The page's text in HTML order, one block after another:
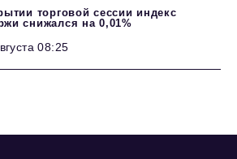
торговой сессии индекс
снижался на 0,01%
08:25